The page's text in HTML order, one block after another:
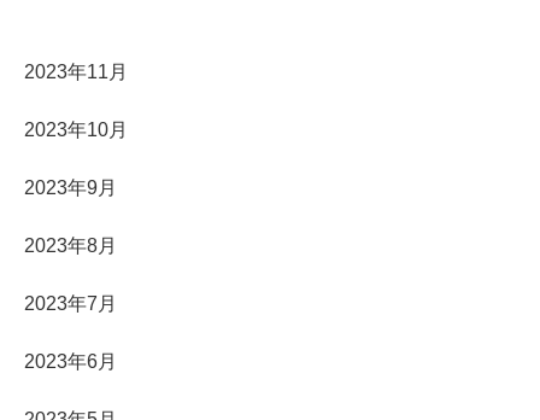
2023年11月
2023年10月
2023年9月
2023年8月
2023年7月
2023年6月